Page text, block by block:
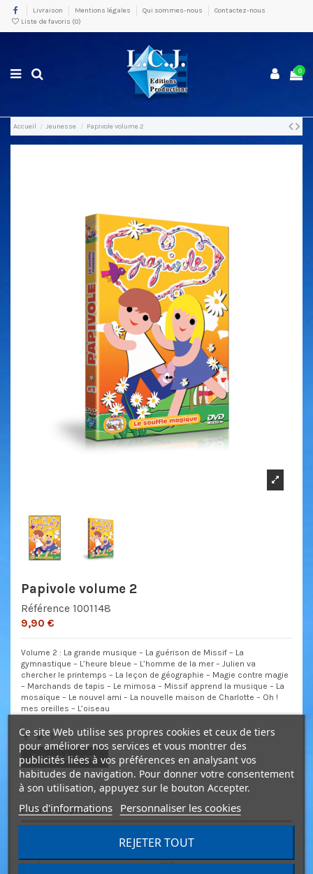
Livraison Mentions légales Qui sommes-nous
Contactez-nous
Liste de favoris (0)
0
Accueil Jeunesse Papivole volume 2
Papivole volume 2
Référence 1001148
9,90 €
Volume 2 : La grande musique – La guérison de Missif – La
gymnastique – L’heure bleue – L’homme de la mer – Julien va
chercher le printemps – La leçon de géographie – Magie contre magie
– Marchands de tapis – Le mimosa – Missif apprend la musique – La
mosaïque – Le nouvel ami – La nouvelle maison de Charlotte – Oh !
mes oreilles – L’oiseau
Envoyer à un ami
Détails du produit
Jeunesse
Année 1978
Ce site Web utilise ses propres cookies et ceux de tiers
pour améliorer nos services et vous montrer des
publicités liées à vos préférences en analysant vos
habitudes de navigation. Pour donner votre consentement
à son utilisation, appuyez sur le bouton Accepter.
Plus d'informations Personnaliser les cookies
REJETER TOUT